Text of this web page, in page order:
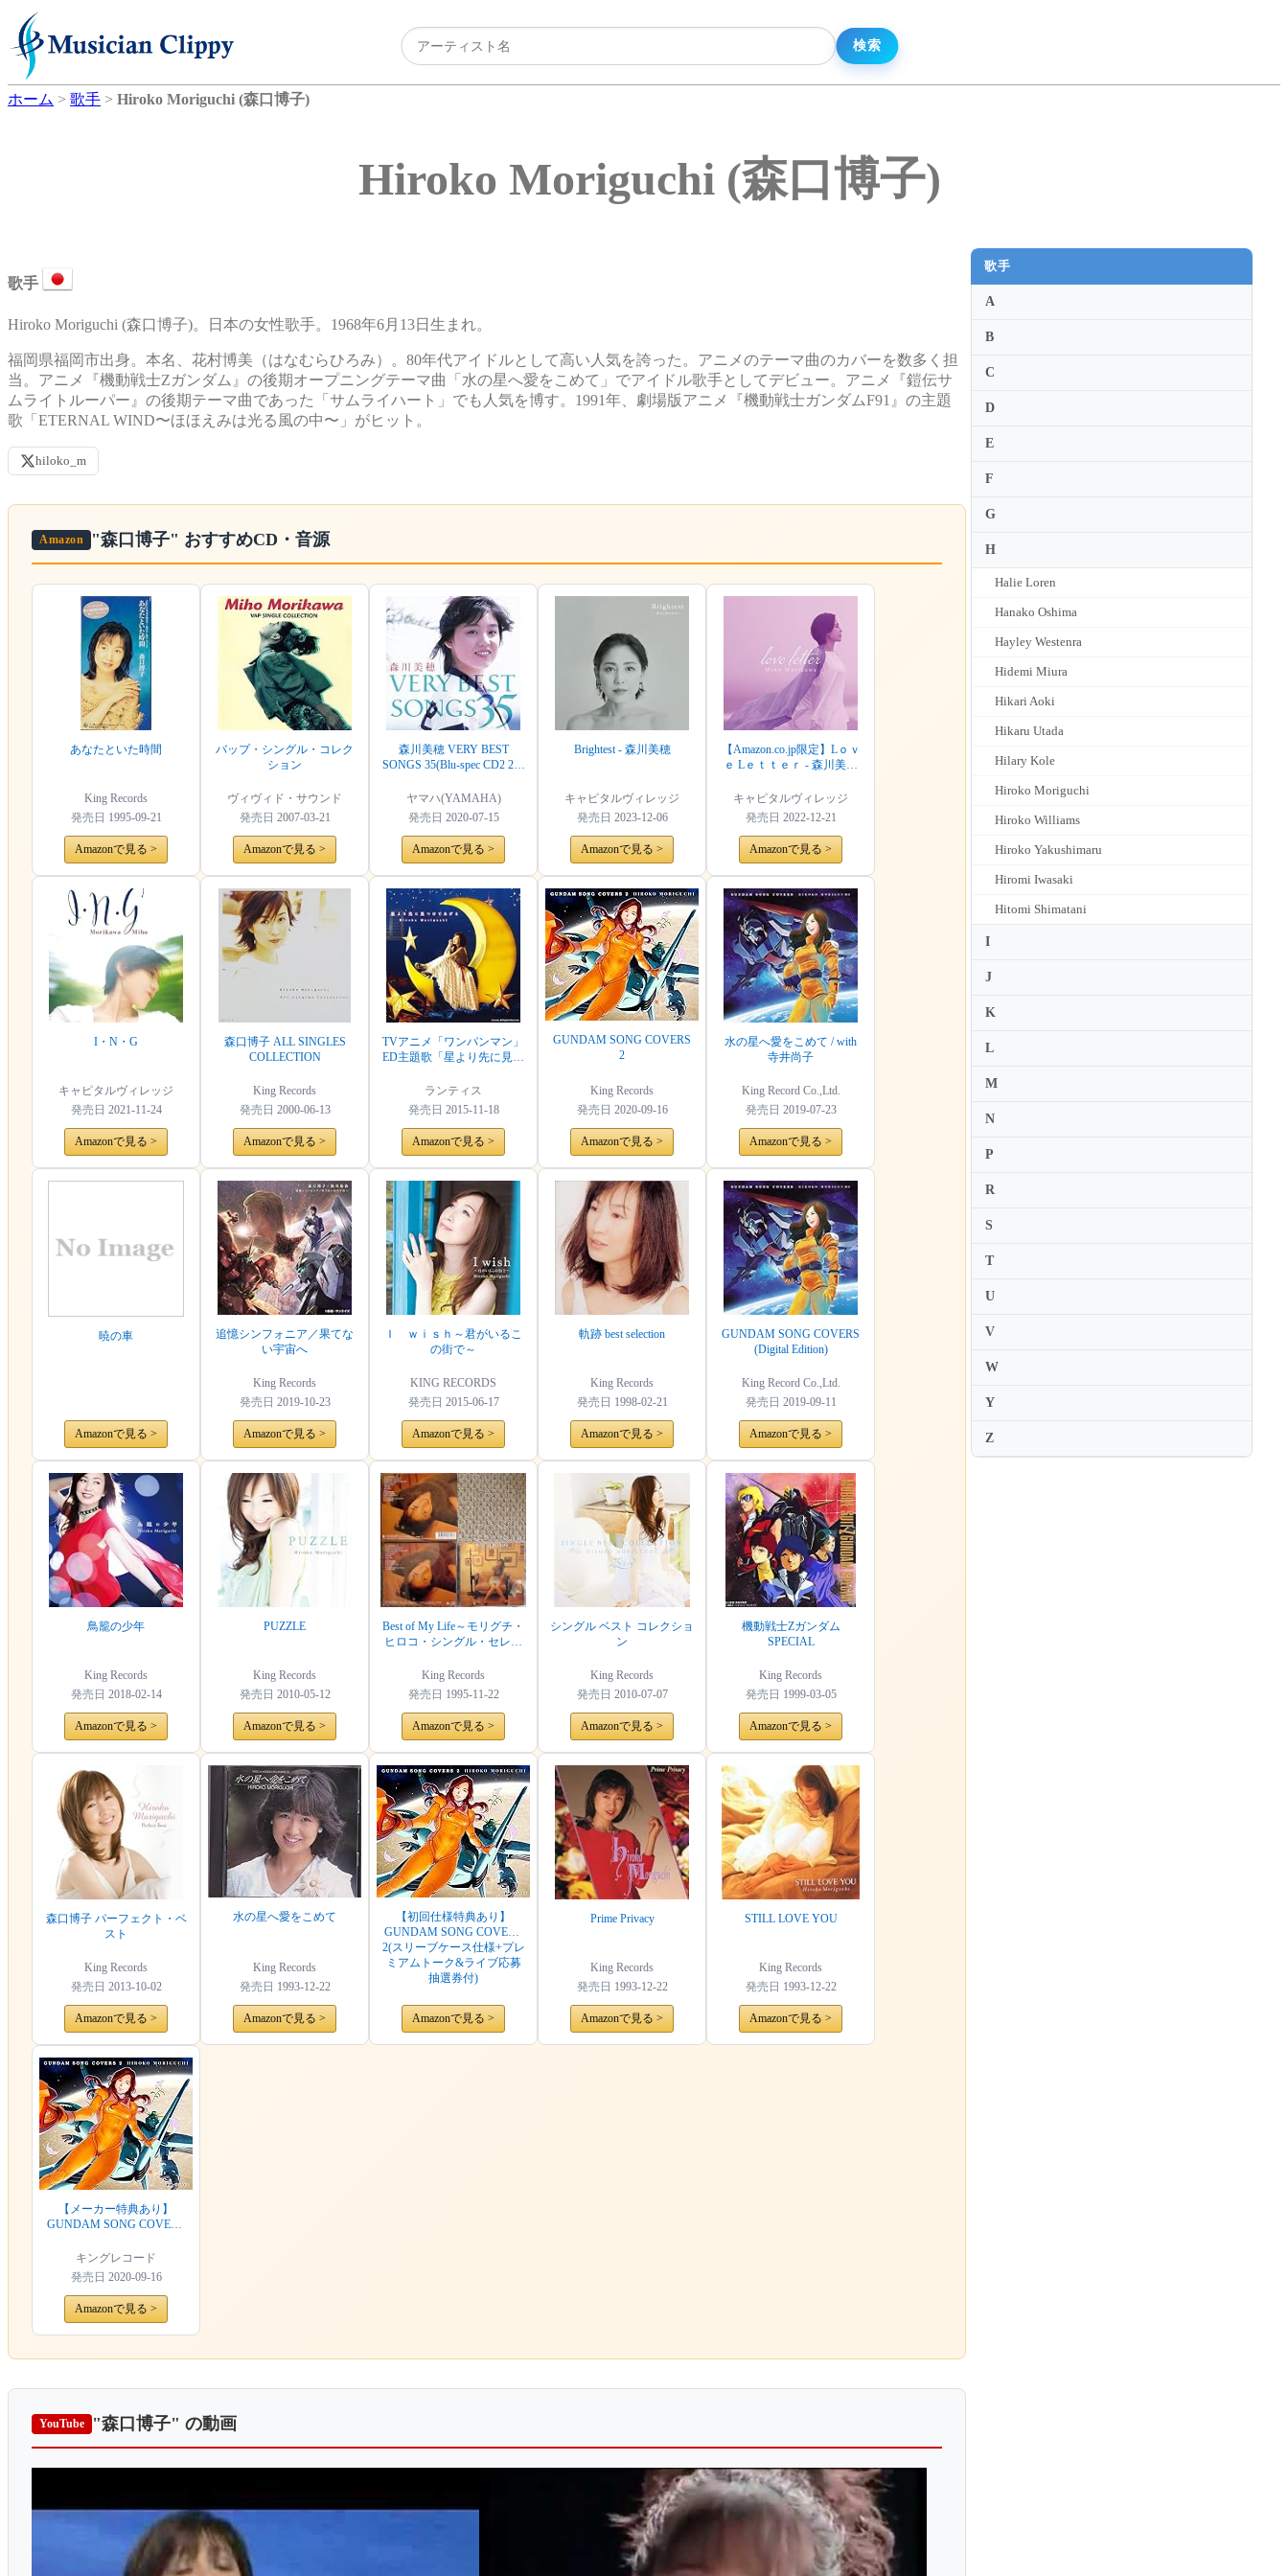
ホーム > 歌手 > Hiroko Moriguchi (森口博子)
Hiroko Moriguchi (森口博子)
歌手
Hiroko Moriguchi (森口博子)。日本の女性歌手。1968年6月13日生まれ。
福岡県福岡市出身。本名、花村博美（はなむらひろみ）。80年代アイドルとして高い人気を誇った。アニメのテーマ曲のカバーを数多く担
当。アニメ『機動戦士Ζガンダム』の後期オープニングテーマ曲「水の星へ愛をこめて」でアイドル歌手としてデビュー。アニメ『鎧伝サ
ムライトルーパー』の後期テーマ曲であった「サムライハート」でも人気を博す。1991年、劇場版アニメ『機動戦士ガンダムF91』の主題
歌「ETERNAL WIND〜ほほえみは光る風の中〜」がヒット。
hiloko_m
Amazon "森口博子" おすすめCD・音源
あなたといた時間
King Records
発売日 1995-09-21
Amazonで見る >
バップ・シングル・コレク
ション
ヴィヴィド・サウンド
発売日 2007-03-21
Amazonで見る >
森川美穂 VERY BEST
SONGS 35(Blu-spec CD2 2枚
ヤマハ(YAMAHA)
発売日 2020-07-15
Amazonで見る >
Brightest - 森川美穂
キャピタルヴィレッジ
発売日 2023-12-06
Amazonで見る >
【Amazon.co.jp限定】Lｏｖ
ｅ Lｅｔｔｅｒ - 森川美穂
キャピタルヴィレッジ
発売日 2022-12-21
Amazonで見る >
I・N・G
キャピタルヴィレッジ
発売日 2021-11-24
Amazonで見る >
森口博子 ALL SINGLES
COLLECTION
King Records
発売日 2000-06-13
Amazonで見る >
TVアニメ「ワンパンマン」
ED主題歌「星より先に見つ
ランティス
発売日 2015-11-18
Amazonで見る >
GUNDAM SONG COVERS
2
King Records
発売日 2020-09-16
Amazonで見る >
水の星へ愛をこめて / with
寺井尚子
King Record Co.,Ltd.
発売日 2019-07-23
Amazonで見る >
暁の車
Amazonで見る >
追憶シンフォニア／果てな
い宇宙へ
King Records
発売日 2019-10-23
Amazonで見る >
Ｉ ｗｉｓｈ～君がいるこ
の街で～
KING RECORDS
発売日 2015-06-17
Amazonで見る >
軌跡 best selection
King Records
発売日 1998-02-21
Amazonで見る >
GUNDAM SONG COVERS
(Digital Edition)
King Record Co.,Ltd.
発売日 2019-09-11
Amazonで見る >
鳥籠の少年
King Records
発売日 2018-02-14
Amazonで見る >
PUZZLE
King Records
発売日 2010-05-12
Amazonで見る >
Best of My Life～モリグチ・
ヒロコ・シングル・セレク
King Records
発売日 1995-11-22
Amazonで見る >
シングル ベスト コレクショ
ン
King Records
発売日 2010-07-07
Amazonで見る >
機動戦士Zガンダム
SPECIAL
King Records
発売日 1999-03-05
Amazonで見る >
森口博子 パーフェクト・ベ
スト
King Records
発売日 2013-10-02
Amazonで見る >
水の星へ愛をこめて
King Records
発売日 1993-12-22
Amazonで見る >
【初回仕様特典あり】
GUNDAM SONG COVERS
2(スリーブケース仕様+プレ
ミアムトーク&ライブ応募
抽選券付)
Amazonで見る >
Prime Privacy
King Records
発売日 1993-12-22
Amazonで見る >
STILL LOVE YOU
King Records
発売日 1993-12-22
Amazonで見る >
【メーカー特典あり】
GUNDAM SONG COVERS
しジャケットイラストA4ク
リアファイル付き)
キングレコード
発売日 2020-09-16
Amazonで見る >
YouTube "森口博子" の動画
歌手
A
B
C
D
E
F
G
H
Halie Loren
Hanako Oshima
Hayley Westenra
Hidemi Miura
Hikari Aoki
Hikaru Utada
Hilary Kole
Hiroko Moriguchi
Hiroko Williams
Hiroko Yakushimaru
Hiromi Iwasaki
Hitomi Shimatani
I
J
K
L
M
N
P
R
S
T
U
V
W
Y
Z